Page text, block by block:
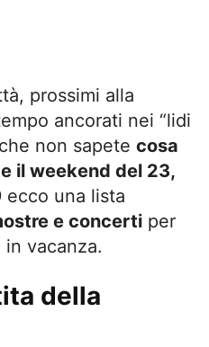
prossimi alla
ancorati nei “lidi
non sapete cosa
il weekend del 23,
ecco una lista
e concerti per
in vacanza.
della